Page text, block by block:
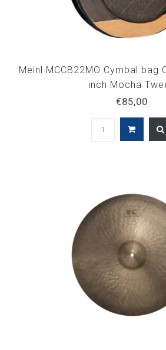
Meinl MCCB22MO Cymbal bag
inch Mocha
€85,00